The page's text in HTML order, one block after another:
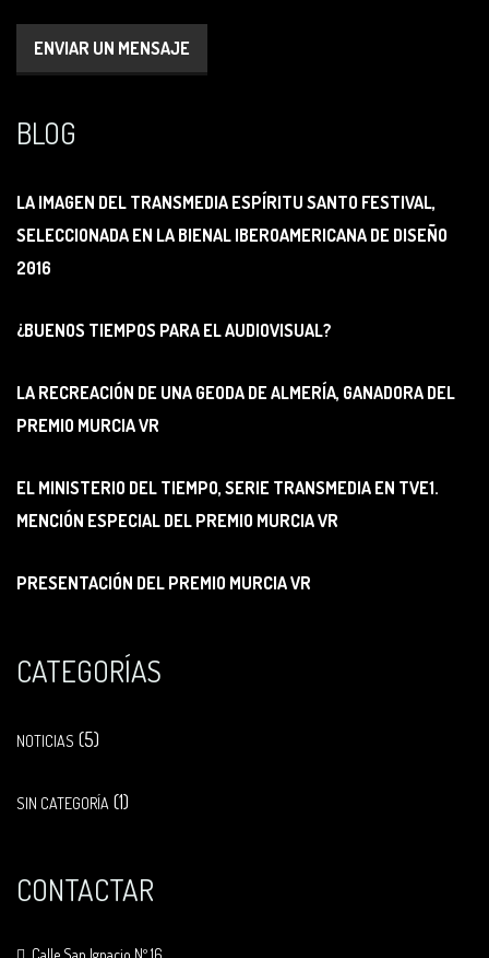
ENVIAR UN MENSAJE
BLOG
LA IMAGEN DEL TRANSMEDIA ESPÍRITU SANTO FESTIVAL,
SELECCIONADA EN LA BIENAL IBEROAMERICANA DE DISEÑO
2016
¿BUENOS TIEMPOS PARA EL AUDIOVISUAL?
LA RECREACIÓN DE UNA GEODA DE ALMERÍA, GANADORA DEL
PREMIO MURCIA VR
EL MINISTERIO DEL TIEMPO, SERIE TRANSMEDIA EN TVE1.
MENCIÓN ESPECIAL DEL PREMIO MURCIA VR
PRESENTACIÓN DEL PREMIO MURCIA VR
CATEGORÍAS
NOTICIAS (5)
SIN CATEGORÍA (1)
CONTACTAR